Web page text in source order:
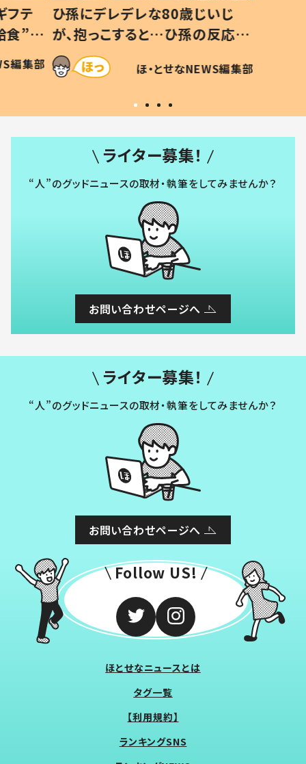
フテ
食”を
の親
編集部
ひ孫にデレデレな80歳じいじ
が、抱っこすると…ひ孫の反応に
「涙が出ました」「可愛くて仕方な
い」
ほ・とせなNEWS編集部
ライター募集！
“人”のグッドニュースの取材・執筆をしてみませんか？
お問い合わせページへ
ライター募集！
“人”のグッドニュースの取材・執筆をしてみませんか？
お問い合わせページへ
Follow US!
ほとせなニュースとは
タグ一覧
【利用規約】
ランキングSNS